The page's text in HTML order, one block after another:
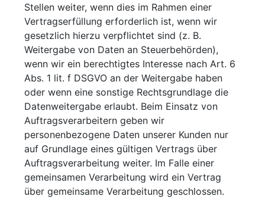
Stellen weiter, wenn dies im Rahmen einer
Vertragserfüllung erforderlich ist, wenn wir
gesetzlich hierzu verpflichtet sind (z. B.
Weitergabe von Daten an Steuerbehörden),
wenn wir ein berechtigtes Interesse nach Art. 6
Abs. 1 lit. f DSGVO an der Weitergabe haben
oder wenn eine sonstige Rechtsgrundlage die
Datenweitergabe erlaubt. Beim Einsatz von
Auftragsverarbeitern geben wir
personenbezogene Daten unserer Kunden nur
auf Grundlage eines gültigen Vertrags über
Auftragsverarbeitung weiter. Im Falle einer
gemeinsamen Verarbeitung wird ein Vertrag
über gemeinsame Verarbeitung geschlossen.